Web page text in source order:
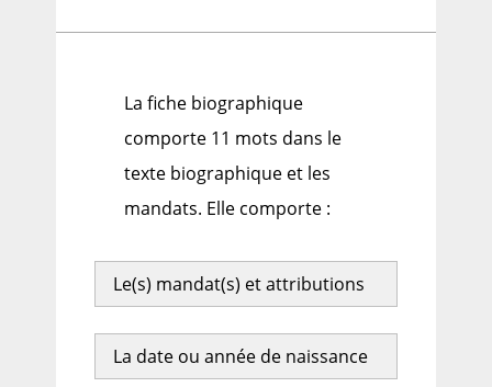
La fiche biographique
comporte 11 mots dans le
texte biographique et les
mandats. Elle comporte :
Le(s) mandat(s) et attributions
La date ou année de naissance